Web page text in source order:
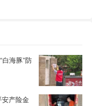
海豚”防
产险金